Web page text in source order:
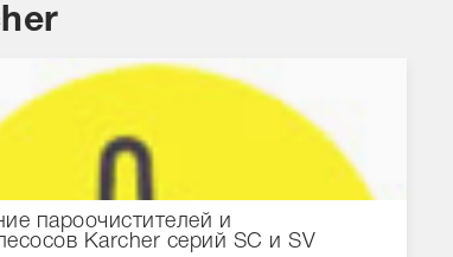
пароочистителей и
Karcher серий SC и SV